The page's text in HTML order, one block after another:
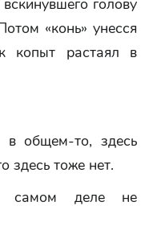
голову
«конь» унесся
копыт растаял в
общем-то, здесь
здесь тоже нет.
самом деле не